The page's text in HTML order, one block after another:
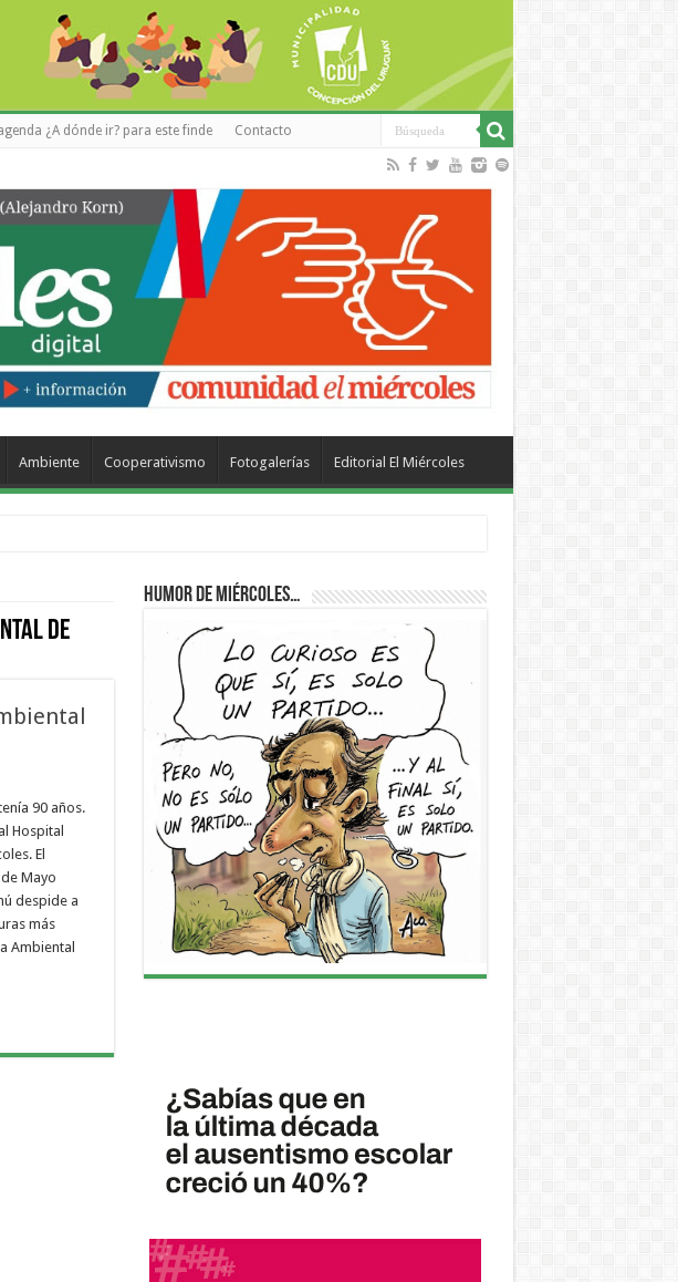
¿A dónde ir? para este finde Contacto
Ambiente Cooperativismo Fotogalerías Editorial El Miércoles
de
90 años.
Hospital
El
Mayo
despide a
más
Ambiental
Humor de Miércoles…